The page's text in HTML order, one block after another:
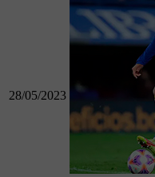
28/05/2023